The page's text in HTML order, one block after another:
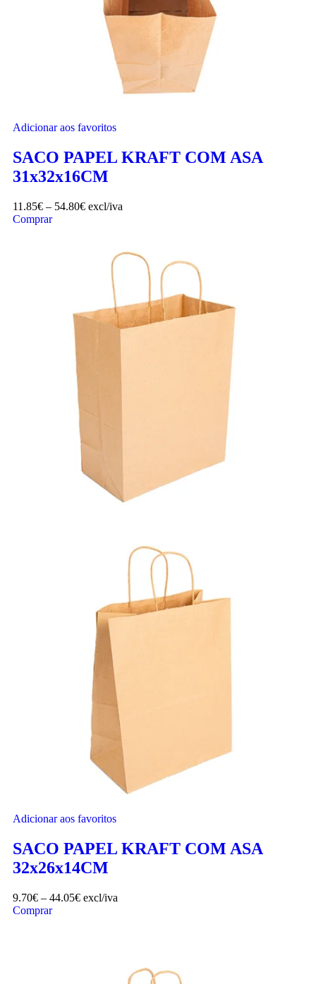
Adicionar aos favoritos
SACO PAPEL KRAFT COM ASA
31x32x16CM
11.85€ – 54.80€ excl/iva
Comprar
Adicionar aos favoritos
SACO PAPEL KRAFT COM ASA
32x26x14CM
9.70€ – 44.05€ excl/iva
Comprar